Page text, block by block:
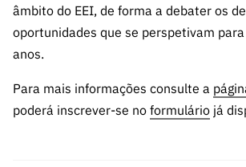
âmbito do EEI, de forma a debater os
oportunidades que se perspetivam
anos.
Para mais informações consulte a
poderá inscrever-se no formulário já